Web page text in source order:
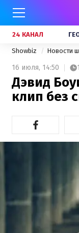
24 КАНАЛ
Showbiz Новости
16 июля, 14:50 1
Дэвид
клип без